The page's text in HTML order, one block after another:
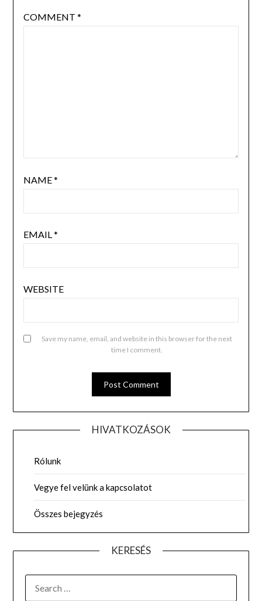
COMMENT *
NAME*
EMAIL *
WEBSITE
Save my name, email, and website in this browser for the next
time I comment.
HIVATKOZÁSOK
Rólunk
Vegye fel velünk a kapcsolatot
Összes bejegyzés
KERESÉS
FOR: